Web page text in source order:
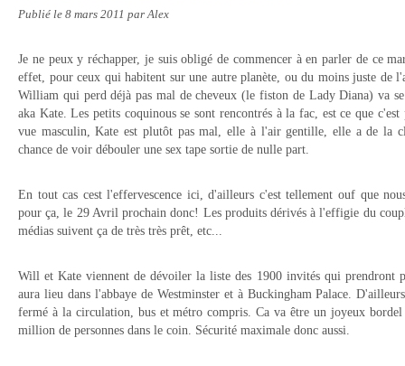
Publié le 8 mars 2011 par Alex
Je ne peux y réchapper, je suis obligé de commencer à en parler de ce
effet, pour ceux qui habitent sur une autre planète, ou du moins juste de
William qui perd déjà pas mal de cheveux (le fiston de Lady Diana) va
aka Kate. Les petits coquinous se sont rencontrés à la fac, est ce que
vue masculin, Kate est plutôt pas mal, elle à l'air gentille, elle a de la
chance de voir débouler une sex tape sortie de nulle part.
En tout cas cest l'effervescence ici, d'ailleurs c'est tellement ouf que
pour ça, le 29 Avril prochain donc! Les produits dérivés à l'effigie du
médias suivent ça de très très prêt, etc...
Will et Kate viennent de dévoiler la liste des 1900 invités qui prendront
aura lieu dans l'abbaye de Westminster et à Buckingham Palace.
fermé à la circulation, bus et métro compris. Ca va être un joyeux
million de personnes dans le coin. Sécurité maximale donc aussi.